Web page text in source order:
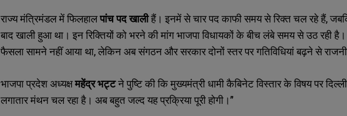
*
m
i
l
N
u
e
r
SUBMIT
*
m
i
l
N
u
e
r
SUBMIT
राज्य मंत्रिमंडल में फिलहालपांच पद खालीहैं। इनमें से चार पद काफी समय से रिक्त चल रहे हैं,
बाद खाली हुआ था। इन रिक्तियों को भरने की मांग भाजपा विधायकों के बीच लंबे समय से उठ
फैसला सामने नहीं आया था, लेकिन अब संगठन और सरकार दोनों स्तर पर गतिविधियां बढ़ने से
भाजपा प्रदेश अध्यक्षमहेंद्र भट्टने पुष्टि की कि मुख्यमंत्री धामी कैबिनेट विस्तार के विषय पर
लगातार मंथन चल रहा है। अब बहुत जल्द यह प्रक्रिया पूरी होगी।”